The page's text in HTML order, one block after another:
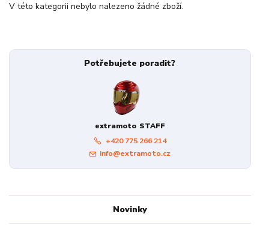
V této kategorii nebylo nalezeno žádné zboží.
Potřebujete poradit?
extramoto STAFF
+420 775 266 214
info@extramoto.cz
Novinky